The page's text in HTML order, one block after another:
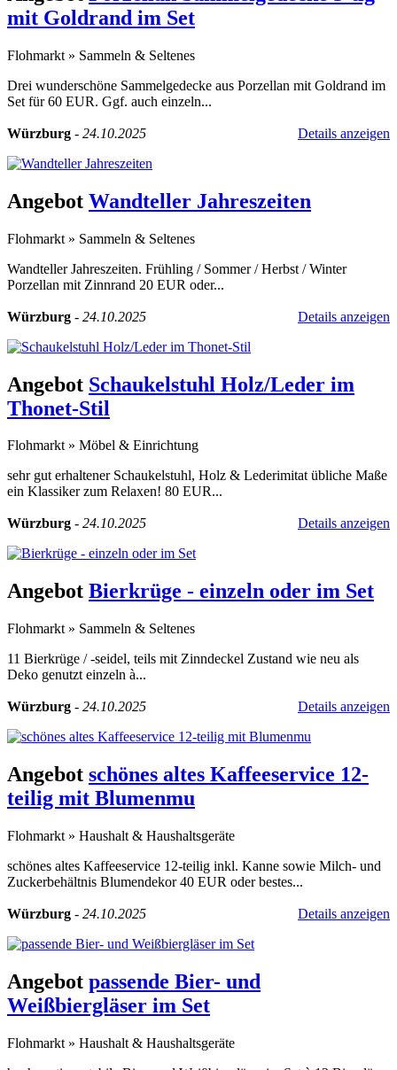
mit Goldrand im Set
Flohmarkt » Sammeln & Seltenes
Drei wunderschöne Sammelgedecke aus Porzellan mit Goldrand im
Set für 60 EUR. Ggf. auch einzeln...
Würzburg - 24.10.2025 Details anzeigen
Angebot Wandteller Jahreszeiten
Flohmarkt » Sammeln & Seltenes
Wandteller Jahreszeiten. Frühling / Sommer / Herbst / Winter
Porzellan mit Zinnrand 20 EUR oder...
Würzburg - 24.10.2025 Details anzeigen
Angebot Schaukelstuhl Holz/Leder im
Thonet-Stil
Flohmarkt » Möbel & Einrichtung
sehr gut erhaltener Schaukelstuhl, Holz & Lederimitat übliche Maße
ein Klassiker zum Relaxen! 80 EUR...
Würzburg - 24.10.2025 Details anzeigen
Angebot Bierkrüge - einzeln oder im Set
Flohmarkt » Sammeln & Seltenes
11 Bierkrüge / -seidel, teils mit Zinndeckel Zustand wie neu als
Deko genutzt einzeln à...
Würzburg - 24.10.2025 Details anzeigen
Angebot schönes altes Kaffeeservice 12-
teilig mit Blumenmu
Flohmarkt » Haushalt & Haushaltsgeräte
schönes altes Kaffeeservice 12-teilig inkl. Kanne sowie Milch- und
Zuckerbehältnis Blumendekor 40 EUR oder bestes...
Würzburg - 24.10.2025 Details anzeigen
Angebot passende Bier- und
Weißbiergläser im Set
Flohmarkt » Haushalt & Haushaltsgeräte